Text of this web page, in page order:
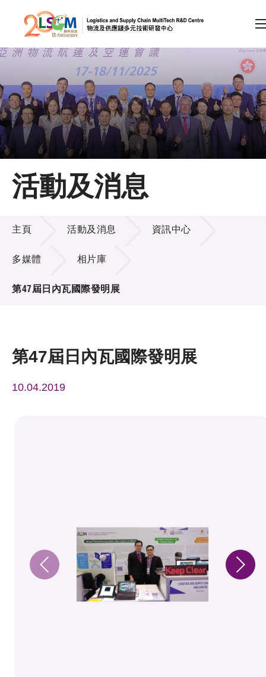
跳到內容（按回車鍵）
會員登入
A A EN 繁 简
主頁
關於LSCM
技術商品化
項目及資助計劃
活動及消息
活動及消息
主頁 活動及消息 資訊中心
多媒體 相片庫
第47屆日內瓦國際發明展
第47屆日內瓦國際發明展
10.04.2019